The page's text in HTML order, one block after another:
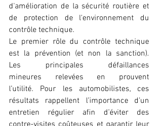
d'amélioration de la sécurité routière et
de protection de l'environnement du
contrôle technique.
Le premier rôle du contrôle technique
est la prévention (et non la sanction).
Les principales défaillances
mineures relevées en prouvent
l’utilité. Pour les automobilistes, ces
résultats rappellent l’importance d’un
entretien régulier afin d’éviter des